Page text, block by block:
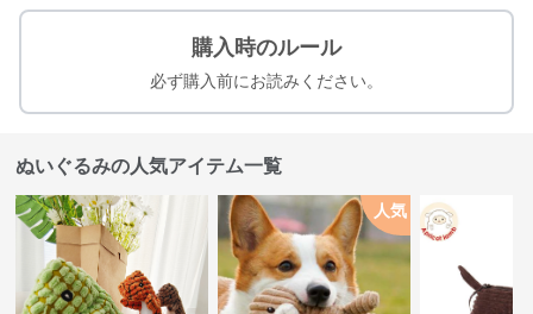
購入時のルール
必ず購入前にお読みください。
ぬいぐるみの人気アイテム一覧
人気